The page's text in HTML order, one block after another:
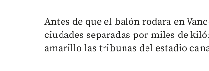
Antes de que el balón rodara en
ciudades separadas por miles de
amarillo las tribunas del estadio